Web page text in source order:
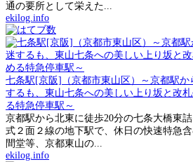
通の要所として栄えた...
ekilog.info
七条駅[京阪]（京都市東山区）～京都駅か
するも、東山七条への美しい上り坂と改
る特急停車駅～
京都駅から北東に徒歩20分の七条大橋東
式２面２線の地下駅で、休日の快速特急
間堂等、京都東山の...
ekilog.info